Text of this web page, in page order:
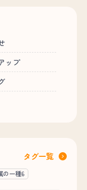
ップ
タグ一覧
の一種6